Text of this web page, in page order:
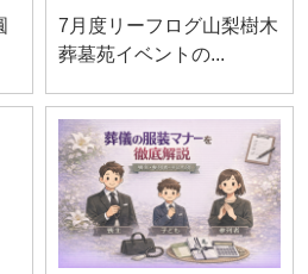
7月度リーフログ山梨樹木
葬墓苑イベントの...